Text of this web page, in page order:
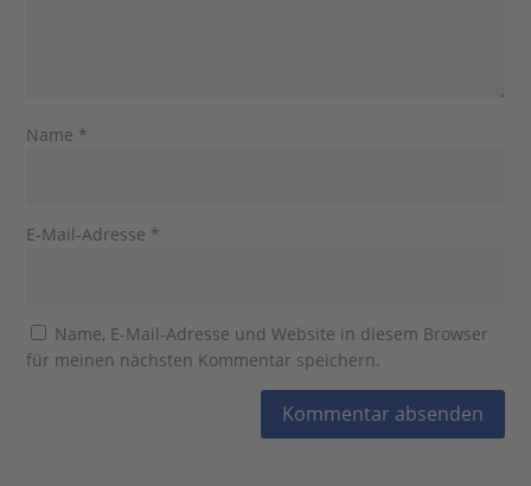
Name *
E-Mail-Adresse *
Name, E-Mail-Adresse und Website in diesem Browser
für meinen nächsten Kommentar speichern.